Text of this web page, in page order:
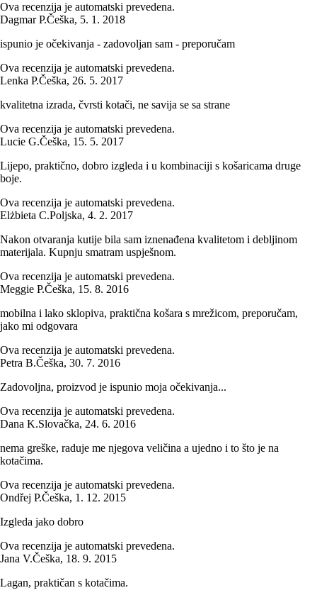
Ova recenzija je automatski prevedena.
Dagmar P.Češka, 5. 1. 2018
ispunio je očekivanja - zadovoljan sam - preporučam
Ova recenzija je automatski prevedena.
Lenka P.Češka, 26. 5. 2017
kvalitetna izrada, čvrsti kotači, ne savija se sa strane
Ova recenzija je automatski prevedena.
Lucie G.Češka, 15. 5. 2017
Lijepo, praktično, dobro izgleda i u kombinaciji s košaricama druge
boje.
Ova recenzija je automatski prevedena.
Elżbieta C.Poljska, 4. 2. 2017
Nakon otvaranja kutije bila sam iznenađena kvalitetom i debljinom
materijala. Kupnju smatram uspješnom.
Ova recenzija je automatski prevedena.
Meggie P.Češka, 15. 8. 2016
mobilna i lako sklopiva, praktična košara s mrežicom, preporučam,
jako mi odgovara
Ova recenzija je automatski prevedena.
Petra B.Češka, 30. 7. 2016
Zadovoljna, proizvod je ispunio moja očekivanja...
Ova recenzija je automatski prevedena.
Dana K.Slovačka, 24. 6. 2016
nema greške, raduje me njegova veličina a ujedno i to što je na
kotačima.
Ova recenzija je automatski prevedena.
Ondřej P.Češka, 1. 12. 2015
Izgleda jako dobro
Ova recenzija je automatski prevedena.
Jana V.Češka, 18. 9. 2015
Lagan, praktičan s kotačima.